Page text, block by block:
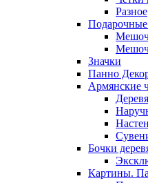
Разное
Значки
Панно
Армянские
Бочки
Картины.